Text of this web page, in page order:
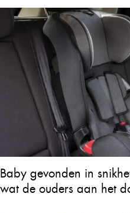
Baby gevonden in
wat de ouders aan het